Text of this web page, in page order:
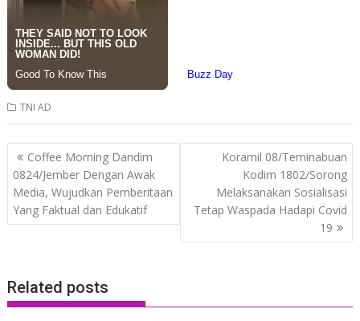
TNI AD
Post
navigation
Coffee Morning Dandim
0824/Jember Dengan Awak
Media, Wujudkan Pemberitaan
Yang Faktual dan Edukatif
Koramil 08/Teminabuan
Kodim 1802/Sorong
Melaksanakan Sosialisasi
Tetap Waspada Hadapi Covid
19
Related posts